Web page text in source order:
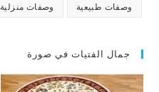
وصفات طبيعية وصفات منزلية
جمال الفتيات في صورة